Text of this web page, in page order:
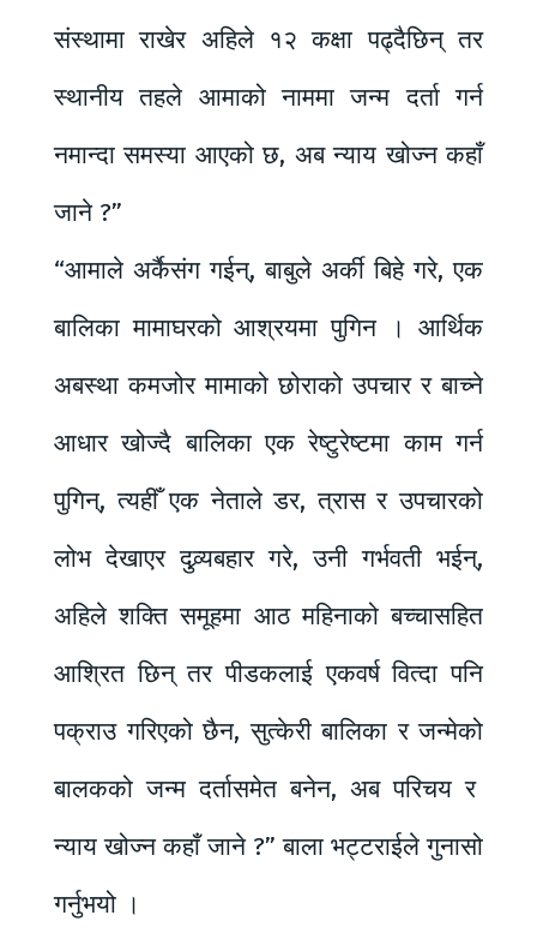
संस्थामा राखेर अहिले १२ कक्षा पढ्दैछिन् तर
स्थानीय तहले आमाको नाममा जन्म दर्ता गर्न
नमान्दा समस्या आएको छ, अब न्याय खोज्न कहाँ
जाने ?”
“आमाले अर्कैसंग गईन्, बाबुले अर्की बिहे गरे, एक
बालिका मामाघरको आश्रयमा पुगिन । आर्थिक
अबस्था कमजोर मामाको छोराको उपचार र बाच्ने
आधार खोज्दै बालिका एक रेष्टुरेष्टमा काम गर्न
पुगिन्, त्यहीँ एक नेताले डर, त्रास र उपचारको
लोभ देखाएर दुव्र्यबहार गरे, उनी गर्भवती भईन्,
अहिले शक्ति समूहमा आठ महिनाको बच्चासहित
आश्रित छिन् तर पीडकलाई एकवर्ष वित्दा पनि
पक्राउ गरिएको छैन, सुत्केरी बालिका र जन्मेको
बालकको जन्म दर्तासमेत बनेन, अब परिचय र
न्याय खोज्न कहाँ जाने ?” बाला भट्टराईले गुनासो
गर्नुभयो ।